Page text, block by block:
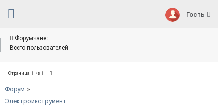
Гость
Форумчане:
Всего пользователей
Страница 1 из 1
1
Форум »
Электроинструмент